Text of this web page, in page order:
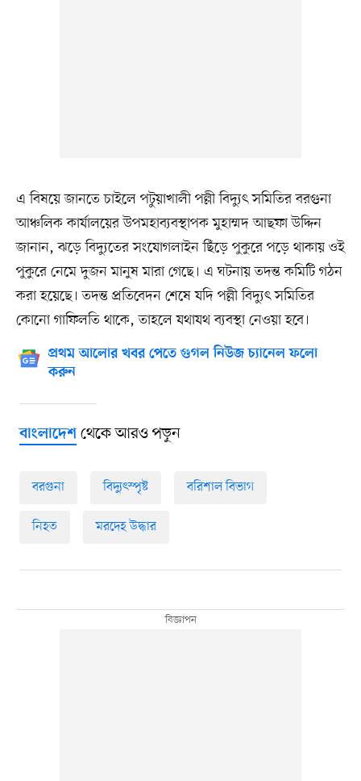
এ বিষয়ে জানতে চাইলে পটুয়াখালী পল্লী বিদ্যুৎ সমিতির বরগুনা
আঞ্চলিক কার্যালয়ের উপমহাব্যবস্থাপক মুহাম্মদ আছফা উদ্দিন
জানান, ঝড়ে বিদ্যুতের সংযোগলাইন ছিঁড়ে পুকুরে পড়ে থাকায় ওই
পুকুরে নেমে দুজন মানুষ মারা গেছে। এ ঘটনায় তদন্ত কমিটি গঠন
করা হয়েছে। তদন্ত প্রতিবেদন শেষে যদি পল্লী বিদ্যুৎ সমিতির
কোনো গাফিলতি থাকে, তাহলে যথাযথ ব্যবস্থা নেওয়া হবে।
প্রথম আলোর খবর পেতে গুগল নিউজ চ্যানেল ফলো
করুন
বাংলাদেশথেকে আরও পড়ুন
বরগুনা বিদ্যুৎস্পৃষ্ট বরিশাল বিভাগ
নিহত মরদেহ উদ্ধার